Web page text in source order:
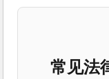
常见法